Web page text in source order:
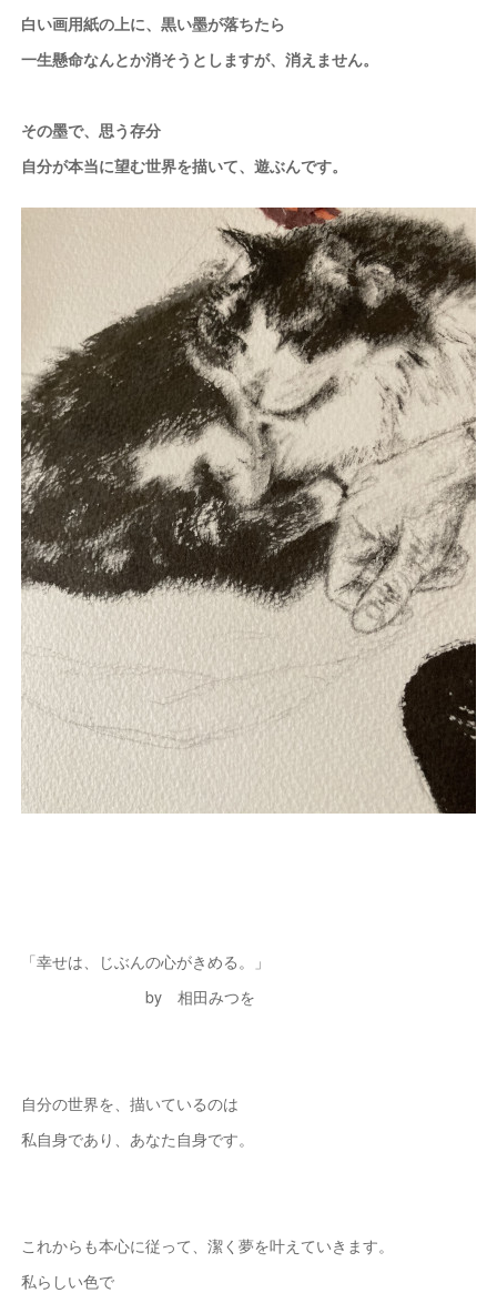
白い画用紙の上に、黒い墨が落ちたら
一生懸命なんとか消そうとしますが、消えません。
その墨で、思う存分
自分が本当に望む世界を描いて、遊ぶんです。
「幸せは、じぶんの心がきめる。」
by 相田みつを
自分の世界を、描いているのは
私自身であり、あなた自身です。
これからも本心に従って、潔く夢を叶えていきます。
私らしい色で